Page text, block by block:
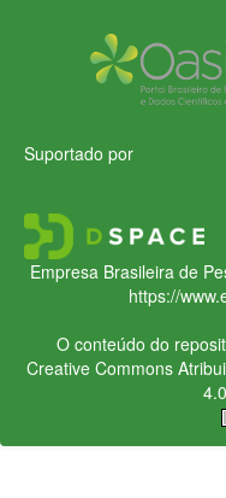
Suportado por
Empresa Brasileira de
https://
O conteúdo do
Creative Commons